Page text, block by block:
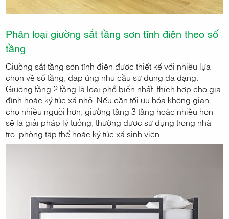
Phân loại giường sắt tầng sơn tĩnh điện theo số
tầng
Giường sắt tầng sơn tĩnh điện được thiết kế với nhiều lựa
chọn về số tầng, đáp ứng nhu cầu sử dụng đa dạng.
Giường tầng 2 tầng là loại phổ biến nhất, thích hợp cho gia
đình hoặc ký túc xá nhỏ. Nếu cần tối ưu hóa không gian
cho nhiều người hơn, giường tầng 3 tầng hoặc nhiều hơn
sẽ là giải pháp lý tưởng, thường được sử dụng trong nhà
trọ, phòng tập thể hoặc ký túc xá sinh viên.